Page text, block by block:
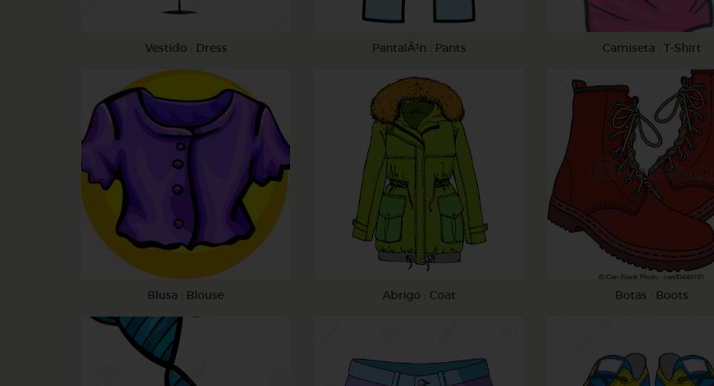
Vestido : Dress PantalÃ³n : Pants Camiseta : T-Shirt
Blusa : Blouse Abrigo : Coat Botas : Boots